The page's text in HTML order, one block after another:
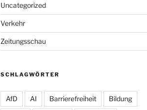
Uncategorized
Verkehr
Zeitungsschau
SCHLAGWÖRTER
AfD AI Barrierefreiheit Bildung